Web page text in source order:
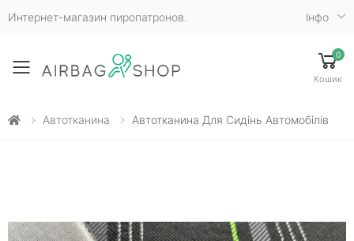
Интернет-магазин пиропатронов. Iнфо
Toggle mobile menu
0
Кошик
Автотканина Автотканина Для Сидінь Автомобілів